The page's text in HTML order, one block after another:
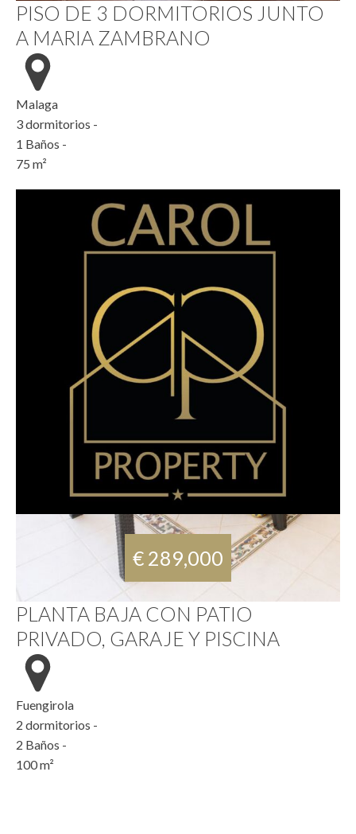
PISO DE 3 DORMITORIOS JUNTO
A MARIA ZAMBRANO
Malaga
3dormitorios -
1 Baños -
75 m²
€ 289,000
PLANTA BAJA CON PATIO
PRIVADO, GARAJE Y PISCINA
Fuengirola
2 dormitorios -
2 Baños -
100m²